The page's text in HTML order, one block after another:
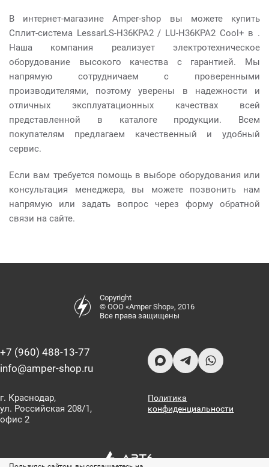
В интернет-магазине Amper-shop вы можете купить
Сплит-система LessarLS-H36KPA2 / LU-H36KPA2 Cool+ в .
Наша компания реализует электротехническое
оборудование высокого качества с гарантией. Мы
напрямую сотрудничаем с проверенными
производителями, поэтому уверены в надежности и
отличных эксплуатационных качествах всей
представленной в каталоге продукции. Всем
покупателям предлагаем качественный и удобный
сервис.
Если вам требуется помощь в выборе оборудования или
консультация менеджера, вы можете позвонить нам
напрямую или задать вопрос через форму обратной
связи на сайте.
Copyright
© ООО «Amper Shop», 2016
Все права защищены
+7 (960) 488-13-77
info@amper-shop.ru
г. Краснодар,
ул. Российская 208/1,
офис 2
Политика
конфиденциальности